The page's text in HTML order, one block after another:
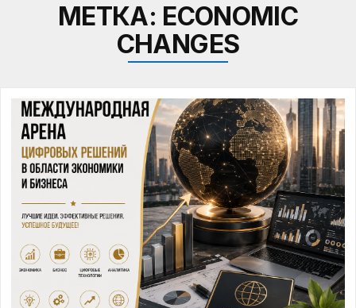
МЕТКА: ECONOMIC
CHANGES